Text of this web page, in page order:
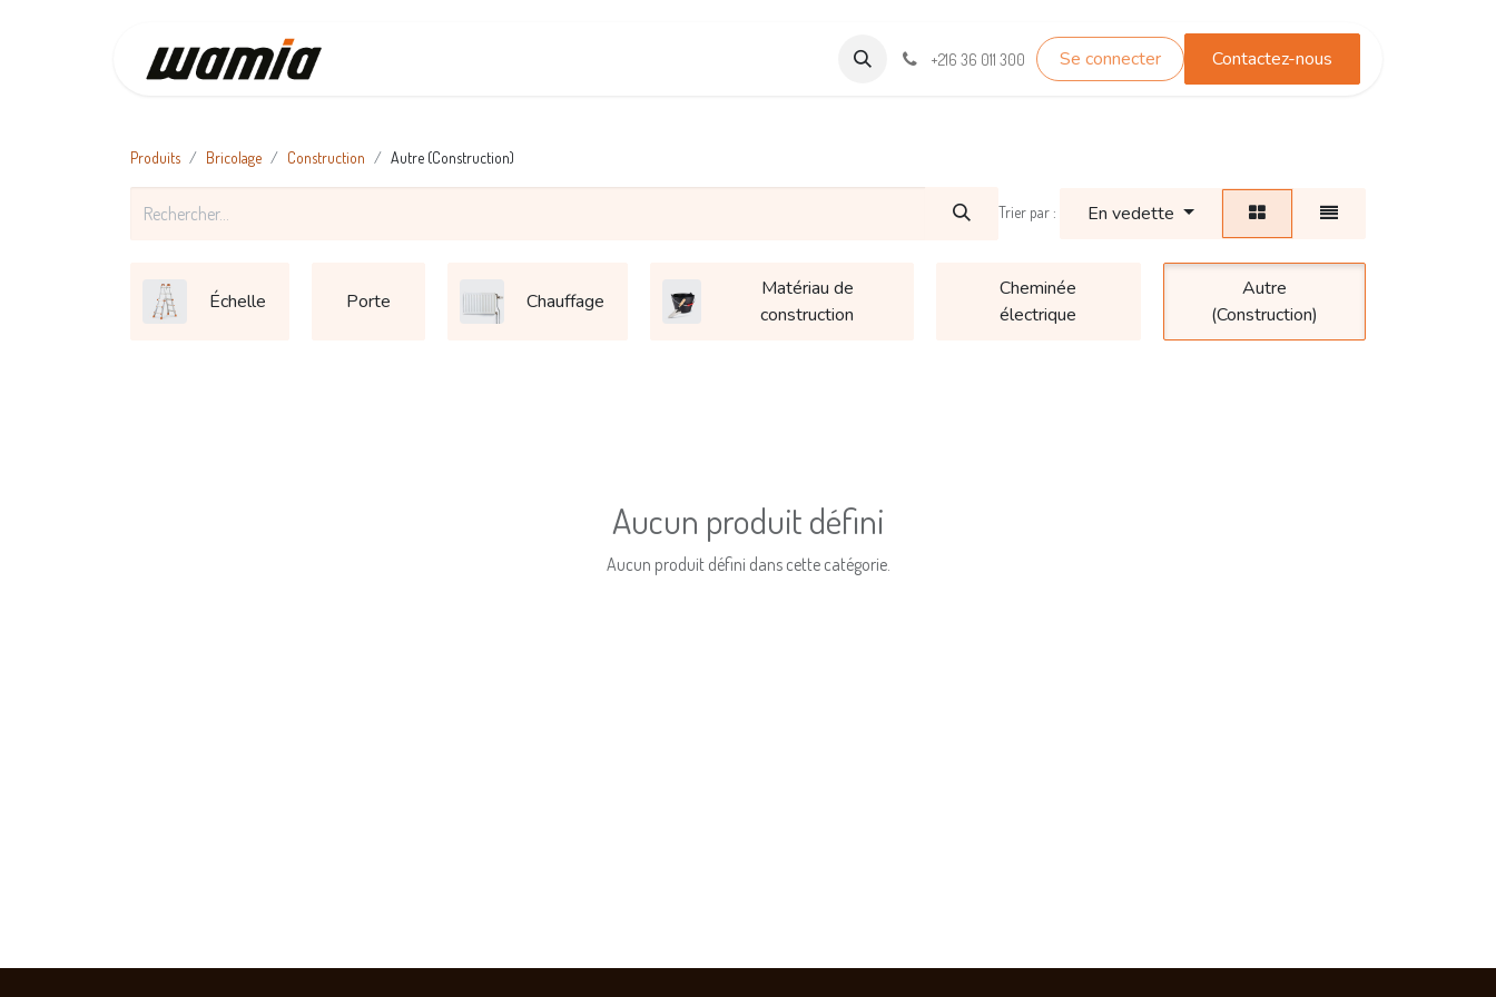
Wamia Marketpalce TEST_WHATSAPP Contactez-nous
+216 36 011 300 Se connecter Contactez-nous
Produits Bricolage Construction Autre (Construction)
Trier par : En vedette
Échelle Porte Chauffage
Matériau de
construction
Cheminée
électrique
Autre
(Construction)
Aucun produit défini
Aucun produit défini dans cette catégorie.